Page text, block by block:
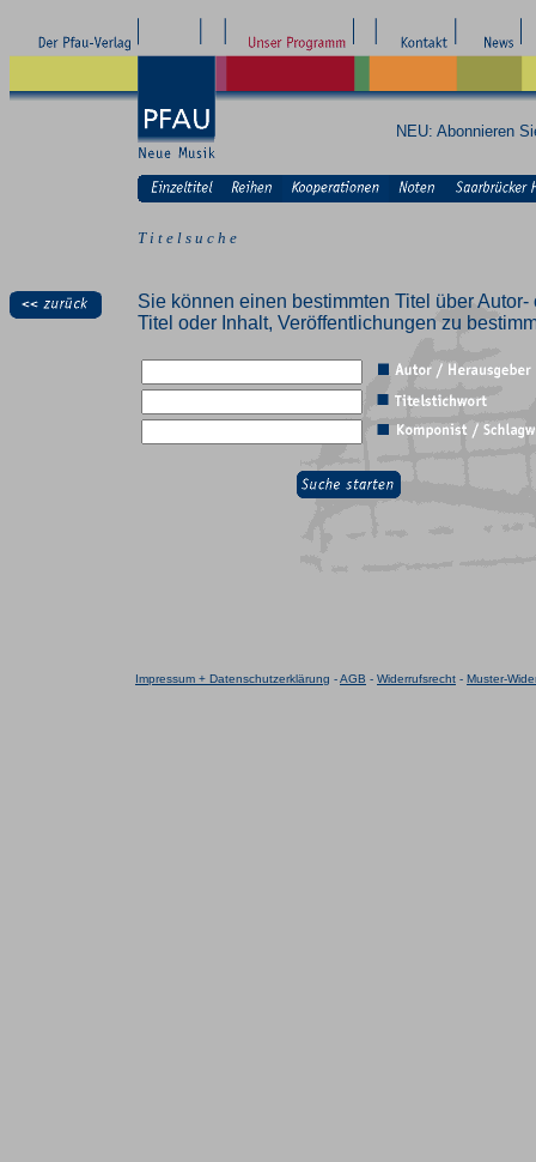
NEU: Abonnieren
T i t e l s u c h e
Sie können einen bestimmten Titel über
Titel oder Inhalt, Veröffentlichungen zu
Impressum + Datenschutzerklärung -AGB - Widerrufsrecht - Muster-